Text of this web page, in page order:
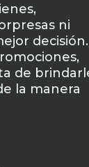
ni
decisión.
de
la manera